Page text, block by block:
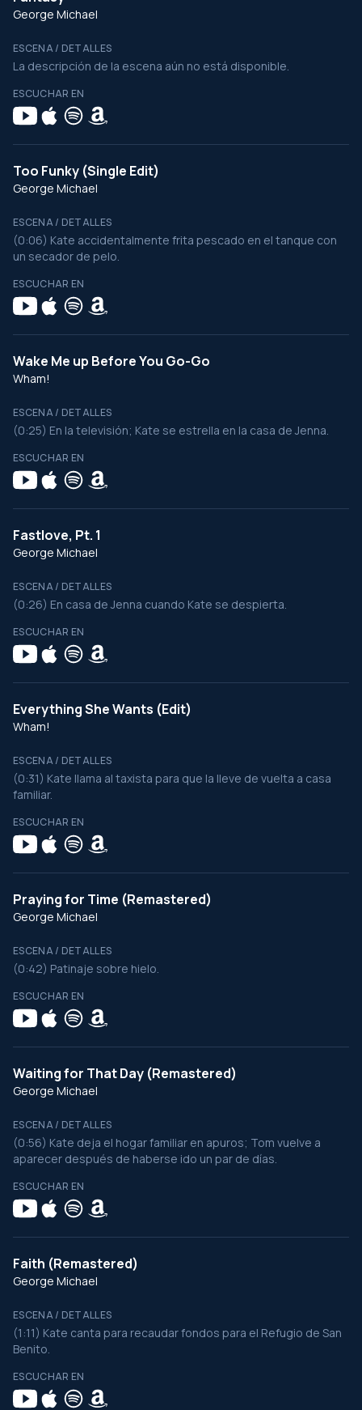
George Michael
ESCENA / DETALLES
La descripción de la escena aún no está disponible.
ESCUCHAR EN
Too Funky (Single Edit)
George Michael
ESCENA / DETALLES
(0:06) Kate accidentalmente frita pescado en el tanque con
un secador de pelo.
ESCUCHAR EN
Wake Me up Before You Go-Go
Wham!
ESCENA / DETALLES
(0:25) En la televisión; Kate se estrella en la casa de Jenna.
ESCUCHAR EN
Fastlove, Pt. 1
George Michael
ESCENA / DETALLES
(0:26) En casa de Jenna cuando Kate se despierta.
ESCUCHAR EN
Everything She Wants (Edit)
Wham!
ESCENA / DETALLES
(0:31) Kate llama al taxista para que la lleve de vuelta a casa
familiar.
ESCUCHAR EN
Praying for Time (Remastered)
George Michael
ESCENA / DETALLES
(0:42) Patinaje sobre hielo.
ESCUCHAR EN
Waiting for That Day (Remastered)
George Michael
ESCENA / DETALLES
(0:56) Kate deja el hogar familiar en apuros; Tom vuelve a
aparecer después de haberse ido un par de días.
ESCUCHAR EN
Faith (Remastered)
George Michael
ESCENA / DETALLES
(1:11) Kate canta para recaudar fondos para el Refugio de San
Benito.
ESCUCHAR EN